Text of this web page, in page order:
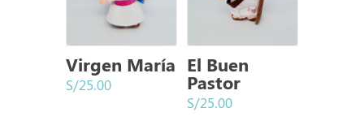
Virgen María
S/25.00
El Buen
Pastor
S/25.00